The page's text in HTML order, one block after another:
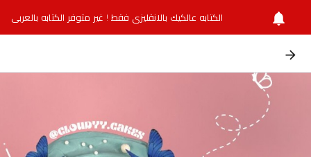
الكتابه عالكيك بالانقليزي فقط ! غير متوفر الكتابه بالعربي